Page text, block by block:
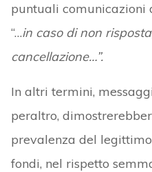
puntuali comunicazioni
“…in caso di non
cancellazione…”.
In altri termini,
peraltro,
prevalenza del
fondi, nel rispetto